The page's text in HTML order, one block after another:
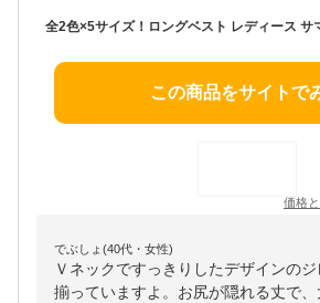
この商品をサイトで
価格
でぶしょ(40代・女性)
Ｖネックですっきりしたデザインの
揃っていますよ。お尻が隠れる丈で